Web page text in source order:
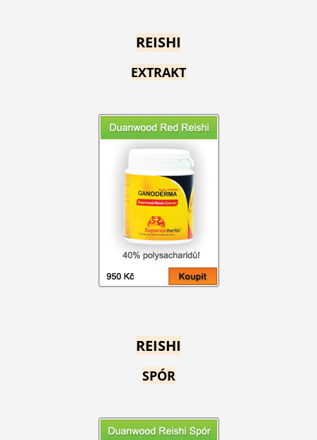
REISHI
EXTRAKT
REISHI
SPÓR